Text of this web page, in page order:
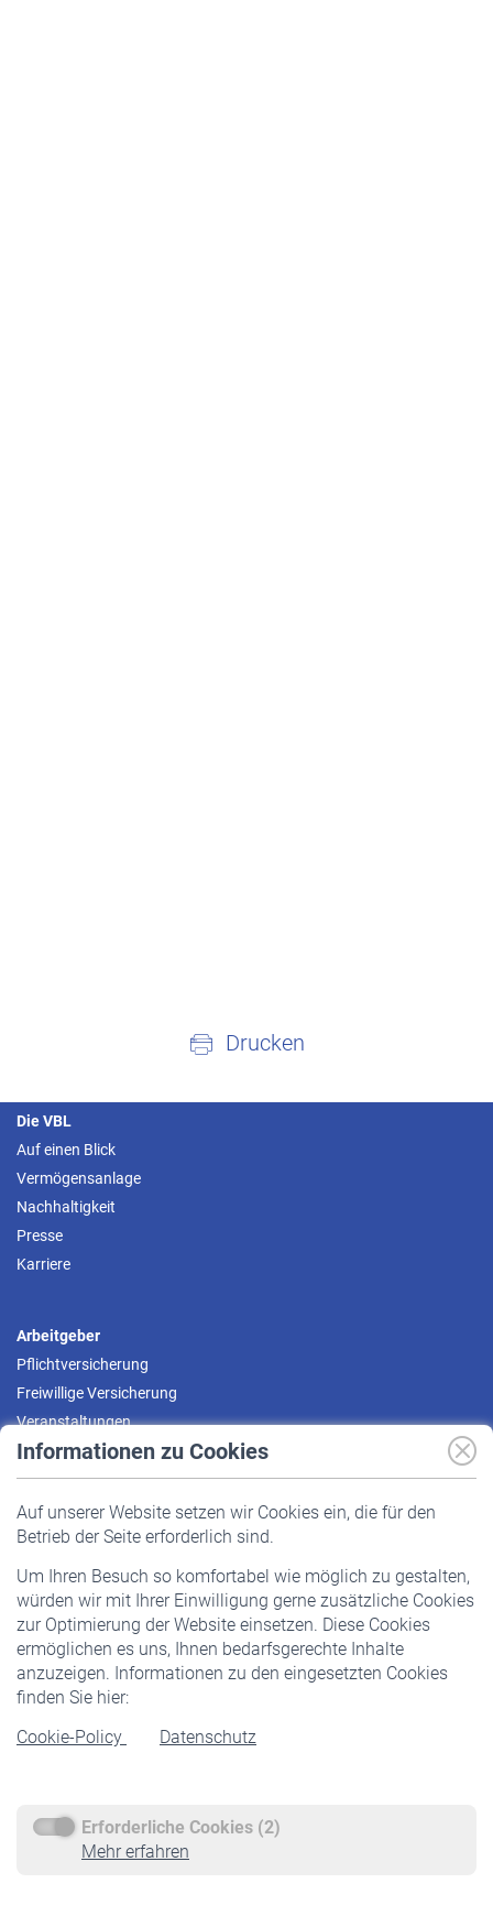
Informationen zu Cookies
Auf unserer Website setzen wir Cookies ein, die für den
Betrieb der Seite erforderlich sind.
Um Ihren Besuch so komfortabel wie möglich zu gestalten,
würden wir mit Ihrer Einwilligung gerne zusätzliche Cookies
zur Optimierung der Website einsetzen. Diese Cookies
ermöglichen es uns, Ihnen bedarfsgerechte Inhalte
anzuzeigen. Informationen zu den eingesetzten Cookies
finden Sie hier:
Cookie-Policy
Datenschutz
Erforderliche Cookies (2)
Mehr erfahren
Drucken
Die VBL
Auf einen Blick
Vermögensanlage
Nachhaltigkeit
Presse
Karriere
Arbeitgeber
Pflichtversicherung
Freiwillige Versicherung
Veranstaltungen
Pflichtversicherung
Staatliche Förderung
Veranstaltungen
Rentner
Rentenbeginn
Rente beantragen
Service
Informationen